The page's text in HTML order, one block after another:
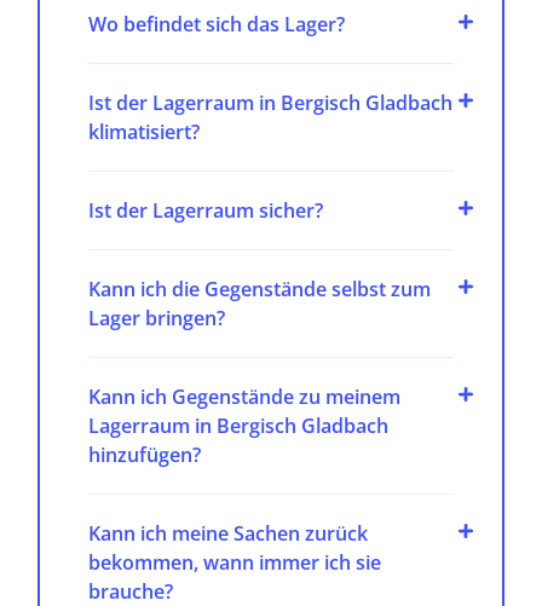
Wo befindet sich das Lager?
Ist der Lagerraum in Bergisch Gladbach
klimatisiert?
Ist der Lagerraum sicher?
Kann ich die Gegenstände selbst zum
Lager bringen?
Kann ich Gegenstände zu meinem
Lagerraum in Bergisch Gladbach
hinzufügen?
Kann ich meine Sachen zurück
bekommen, wann immer ich sie
brauche?